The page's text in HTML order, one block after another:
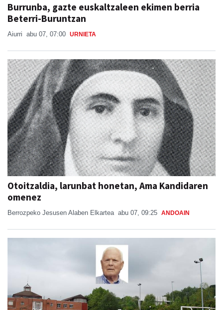
Burrunba, gazte euskaltzaleen ekimen berria
Beterri-Buruntzan
Aiurri abu 07, 07:00 URNIETA
Otoitzaldia, larunbat honetan, Ama Kandidaren
omenez
Berrozpeko Jesusen Alaben Elkartea abu 07, 09:25 ANDOAIN